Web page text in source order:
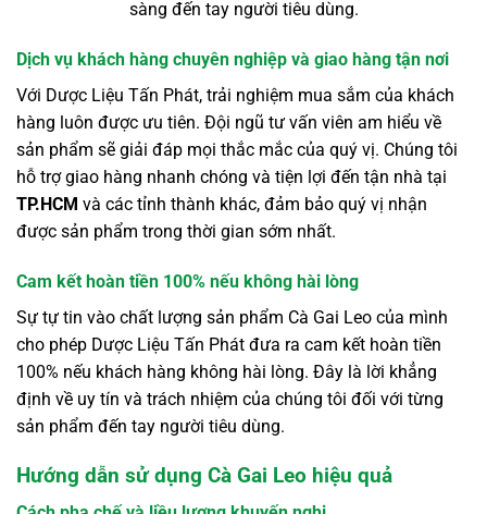
sàng đến tay người tiêu dùng.
Dịch vụ khách hàng chuyên nghiệp và giao hàng tận nơi
Với Dược Liệu Tấn Phát, trải nghiệm mua sắm của khách
hàng luôn được ưu tiên. Đội ngũ tư vấn viên am hiểu về
sản phẩm sẽ giải đáp mọi thắc mắc của quý vị. Chúng tôi
hỗ trợ giao hàng nhanh chóng và tiện lợi đến tận nhà tại
TP.HCM và các tỉnh thành khác, đảm bảo quý vị nhận
được sản phẩm trong thời gian sớm nhất.
Cam kết hoàn tiền 100% nếu không hài lòng
Sự tự tin vào chất lượng sản phẩm Cà Gai Leo của mình
cho phép Dược Liệu Tấn Phát đưa ra cam kết hoàn tiền
100% nếu khách hàng không hài lòng. Đây là lời khẳng
định về uy tín và trách nhiệm của chúng tôi đối với từng
sản phẩm đến tay người tiêu dùng.
Hướng dẫn sử dụng Cà Gai Leo hiệu quả